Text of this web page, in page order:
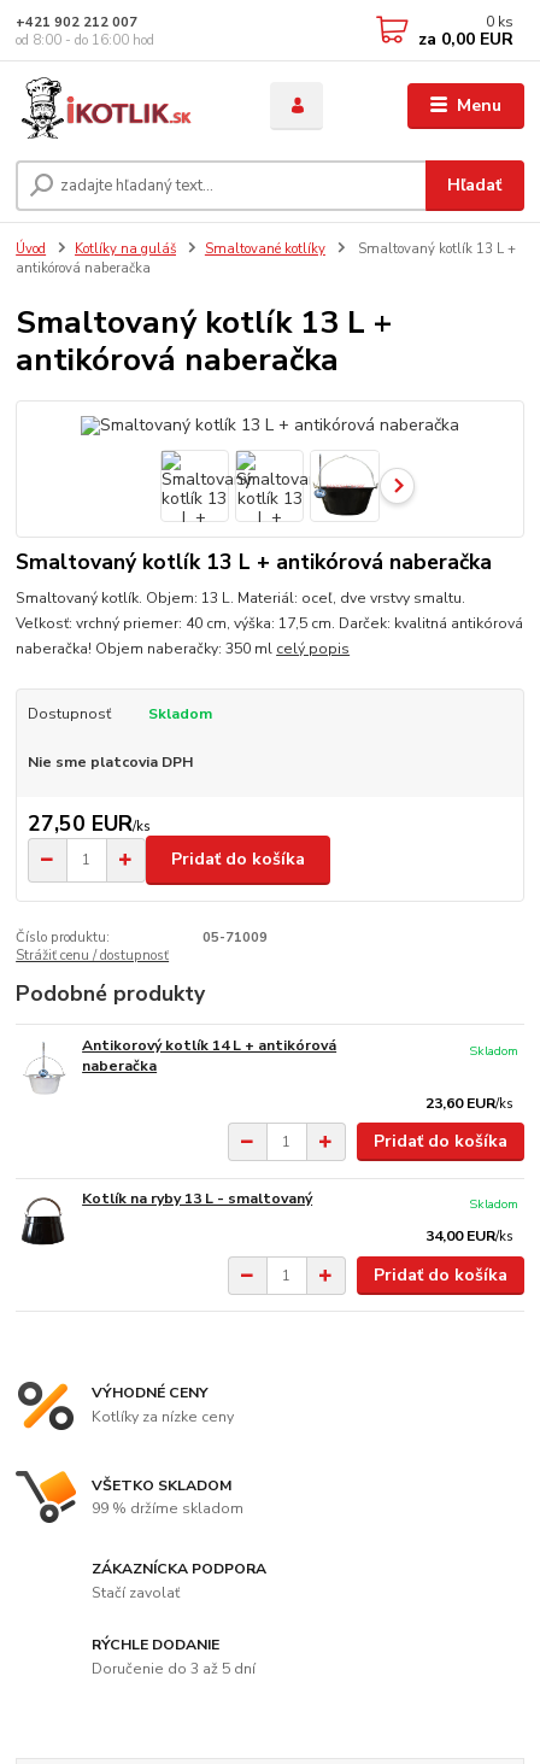
Menu
Hľadať
+421 902 212 007
od 8:00 - do 16:00 hod
0 ks
za 0,00 EUR
Úvod Kotlíky na guláš Smaltované kotlíky
Smaltovaný kotlík 13 L +
antikórová naberačka
Smaltovaný kotlík 13 L +
antikórová naberačka
Smaltovaný kotlík 13 L + antikórová naberačka
Smaltovaný kotlík. Objem: 13 L. Materiál: oceľ, dve vrstvy smaltu.
Veľkosť: vrchný priemer: 40 cm, výška: 17,5 cm. Darček: kvalitná antikórová
naberačka! Objem naberačky: 350 ml celý popis
Dostupnosť Skladom
Nie sme platcovia DPH
27,50 EUR/ks
Pridať do košíka
Číslo produktu:
05-71009
Strážiť cenu / dostupnosť
Podobné produkty
Antikorový kotlík 14 L + antikórová
naberačka
23,60 EUR/ks
Skladom
Pridať do košíka
Kotlík na ryby 13 L - smaltovaný
34,00 EUR/ks
Skladom
Pridať do košíka
VÝHODNÉ CENY
Kotlíky za nízke ceny
VŠETKO SKLADOM
99 % držíme skladom
ZÁKAZNÍCKA PODPORA
Stačí zavolať
RÝCHLE DODANIE
Doručenie do 3 až 5 dní